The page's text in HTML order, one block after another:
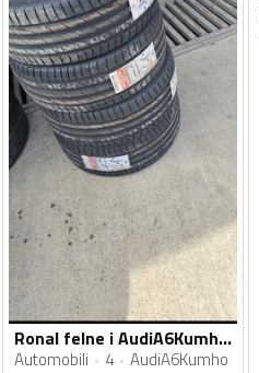
Ronal felne i AudiA6Kumho gume
Automobili 4 AudiA6Kumho